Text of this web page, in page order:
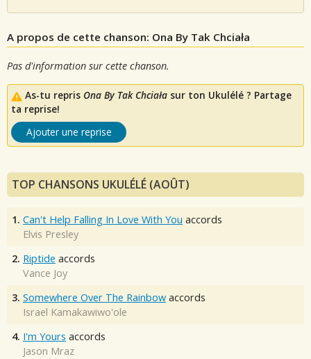
A propos de cette chanson: Ona By Tak Chciała
Pas d'information sur cette chanson.
As-tu repris Ona By Tak Chciała sur ton Ukulélé ? Partage
ta reprise!
Ajouter une reprise
TOP CHANSONS UKULÉLÉ (AOÛT)
1. Can't Help Falling In Love With You accords
Elvis Presley
2. Riptide accords
Vance Joy
3. Somewhere Over The Rainbow accords
Israel Kamakawiwo'ole
4. I'm Yours accords
Jason Mraz